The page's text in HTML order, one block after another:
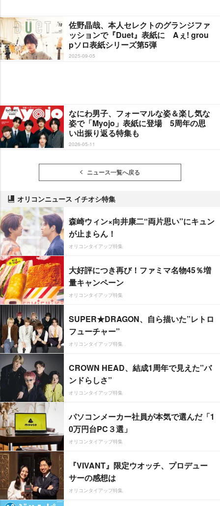
佐野晶哉、本人セレクトのグランジファ
ッションで『Duet』表紙に Aぇ! grou
pソロ表紙シリーズ第5弾
2025-09-05
なにわ男子、フォーマルな姿＆楽し気な
姿で「Myojo」表紙に登場 5周年の思
い出振り返る特集も
2026-05-11
ニュース一覧へ戻る
オリコンニュース イチオシ特集
森崎ウィン×向井康二“両片思い”にキュン
が止まらん！
オリコンタイアップ特集
大好評につき再び！ファミマ名物45％増
量キャンペーン
オリコンタイアップ特集
SUPER★DRAGON、自ら描いた”レトロ
フューチャー”
オリコンタイアップ特集
CROWN HEAD、結成1周年で見えた”バ
ンドらしさ”
オリコンタイアップ特集
パソコンメーカー社員が本気で選んだ「1
0万円台PC３選」
オリコンタイアップ特集
『VIVANT』限定ウオッチ、プロデュー
サーの感想は
オリコンタイアップ特集